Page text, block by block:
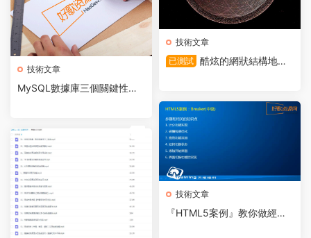
技術文章
已測試 酷炫的網狀結構地球3
技術文章
MySQL數據庫三個關鍵性能
技術文章
『HTML5案例』教你做經典